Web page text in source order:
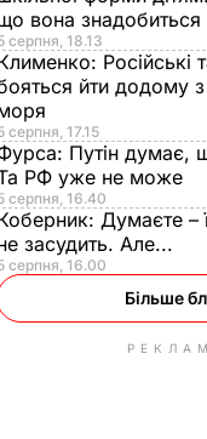
вона знадобиться
серпня, 18.13
Російські
йти додому
серпня, 17.15
Путін думає,
РФ уже не може
серпня, 16.40
Думаєте –
засудить. Але...
серпня, 16.00
Більше